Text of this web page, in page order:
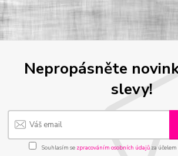
Nepropásněte
slevy!
Souhlasím se zpracováním osobních údajůza účelem